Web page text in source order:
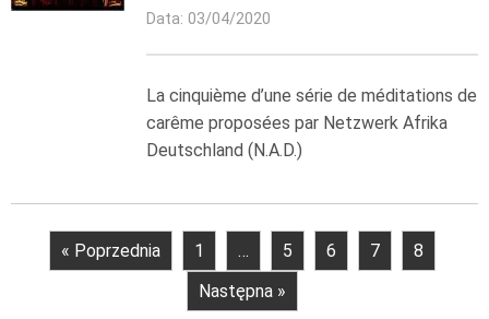
Data: 03/04/2020
La cinquième d’une série de méditations de
carême proposées par Netzwerk Afrika
Deutschland (N.A.D.)
« Poprzednia 1 … 5 6 7
8
Następna »